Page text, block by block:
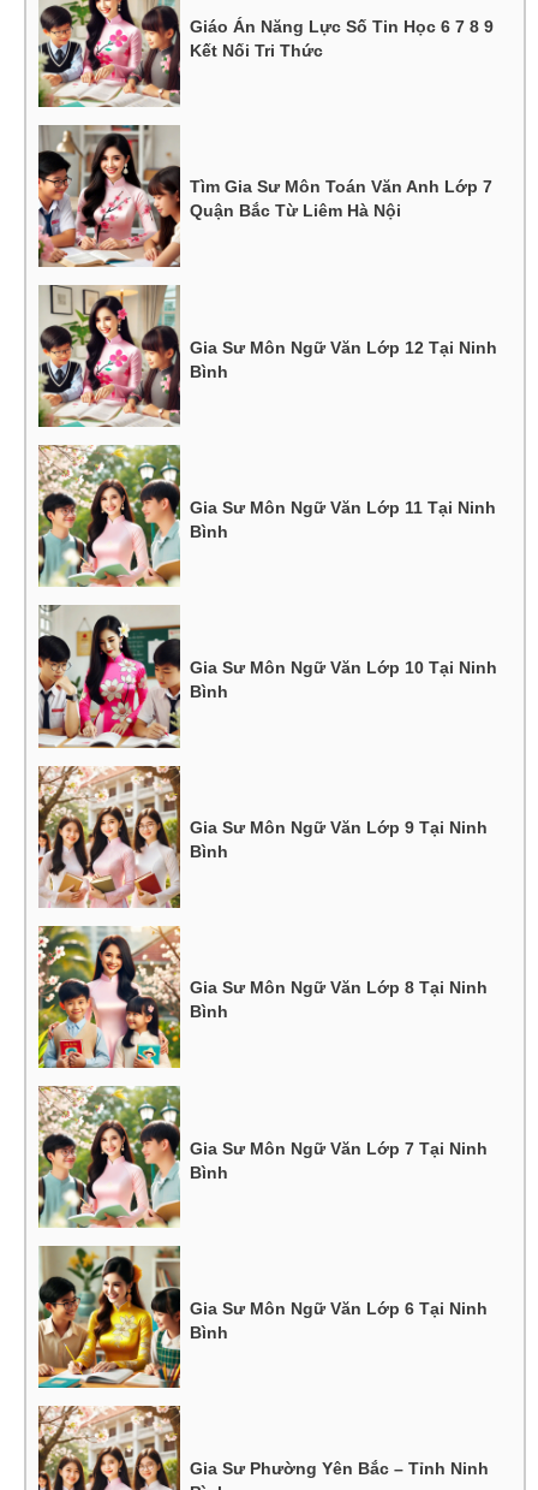
Giáo Án Năng Lực Số Tin Học 6 7 8 9
Kết Nối Tri Thức
Tìm Gia Sư Môn Toán Văn Anh Lớp 7
Quận Bắc Từ Liêm Hà Nội
Gia Sư Môn Ngữ Văn Lớp 12 Tại Ninh
Bình
Gia Sư Môn Ngữ Văn Lớp 11 Tại Ninh
Bình
Gia Sư Môn Ngữ Văn Lớp 10 Tại Ninh
Bình
Gia Sư Môn Ngữ Văn Lớp 9 Tại Ninh
Bình
Gia Sư Môn Ngữ Văn Lớp 8 Tại Ninh
Bình
Gia Sư Môn Ngữ Văn Lớp 7 Tại Ninh
Bình
Gia Sư Môn Ngữ Văn Lớp 6 Tại Ninh
Bình
Gia Sư Phường Yên Bắc – Tỉnh Ninh